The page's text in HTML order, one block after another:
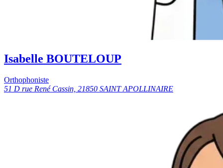
Isabelle BOUTELOUP
Orthophoniste
51 D rue René Cassin, 21850 SAINT APOLLINAIRE